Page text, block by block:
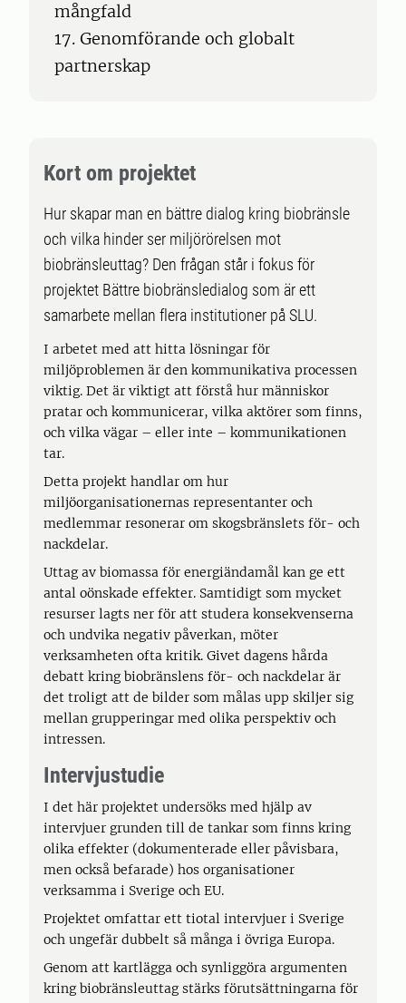
mångfald
17. Genomförande och globalt
partnerskap
Kort om projektet
Hur skapar man en bättre dialog kring biobränsle
och vilka hinder ser miljörörelsen mot
biobränsleuttag? Den frågan står i fokus för
projektet Bättre biobränsledialog som är ett
samarbete mellan flera institutioner på SLU.
I arbetet med att hitta lösningar för
miljöproblemen är den kommunikativa processen
viktig. Det är viktigt att förstå hur människor
pratar och kommunicerar, vilka aktörer som finns,
och vilka vägar – eller inte – kommunikationen
tar.
Detta projekt handlar om hur
miljöorganisationernas representanter och
medlemmar resonerar om skogsbränslets för- och
nackdelar.
Uttag av biomassa för energiändamål kan ge ett
antal oönskade effekter. Samtidigt som mycket
resurser lagts ner för att studera konsekvenserna
och undvika negativ påverkan, möter
verksamheten ofta kritik. Givet dagens hårda
debatt kring biobränslens för- och nackdelar är
det troligt att de bilder som målas upp skiljer sig
mellan grupperingar med olika perspektiv och
intressen.
Intervjustudie
I det här projektet undersöks med hjälp av
intervjuer grunden till de tankar som finns kring
olika effekter (dokumenterade eller påvisbara,
men också befarade) hos organisationer
verksamma i Sverige och EU.
Projektet omfattar ett tiotal intervjuer i Sverige
och ungefär dubbelt så många i övriga Europa.
Genom att kartlägga och synliggöra argumenten
kring biobränsleuttag stärks förutsättningarna för